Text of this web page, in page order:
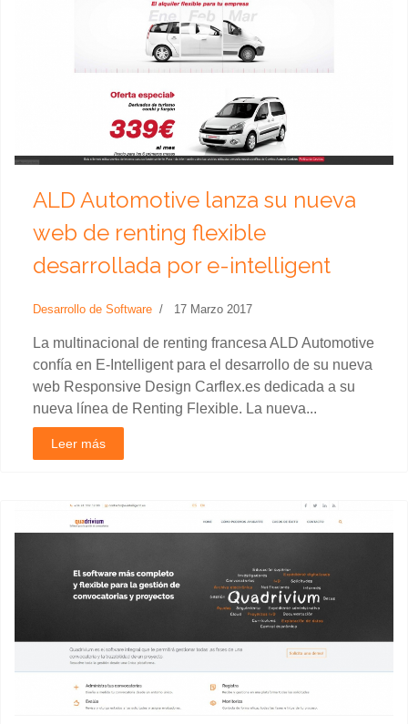
ALD Automotive lanza su nueva
web de renting flexible
desarrollada por e-intelligent
Desarrollo de Software 17 Marzo 2017
La multinacional de renting francesa ALD Automotive
confía en E-Intelligent para el desarrollo de su nueva
web Responsive Design Carflex.es dedicada a su
nueva línea de Renting Flexible. La nueva...
Leer más